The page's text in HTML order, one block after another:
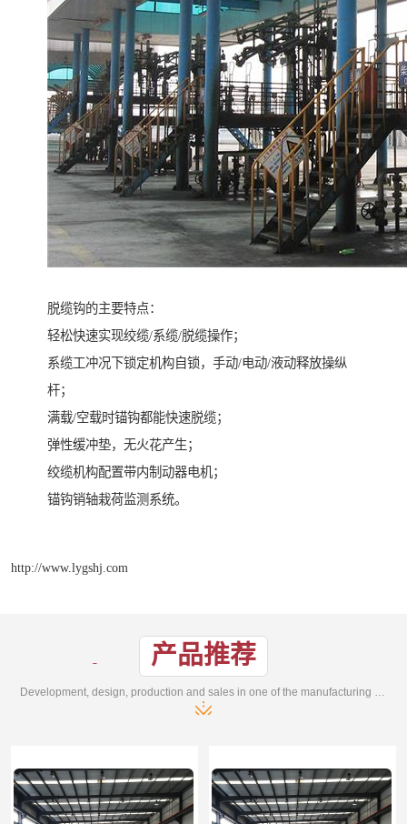
脱缆钩的主要特点：
轻松快速实现绞缆/系缆/脱缆操作；
系缆工冲况下锁定机构自锁，手动/电动/液动释放操纵
杆；
满载/空载时锚钩都能快速脱缆；
弹性缓冲垫，无火花产生；
绞缆机构配置带内制动器电机；
锚钩销轴栽荷监测系统。
http://www.lygshj.com
产品推荐